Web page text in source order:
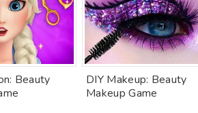
Beauty
DIY Makeup: Beauty
Makeup Game